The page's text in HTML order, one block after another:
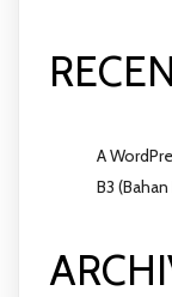
A
B3